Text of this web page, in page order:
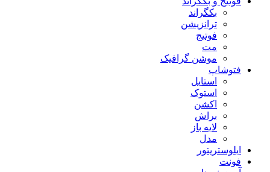
بکگراند
ترانزیشن
فوتیج
مت
موشن گرافیک
فتوشاپ
استایل
استوک
اکشن
براش
لایه باز
مدل
ایلوستریتور
فونت